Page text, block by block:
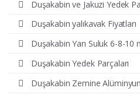
Duşakabin ve Jakuzi Yedek
Duşakabin yalıkavak Fiyatları
Duşakabin Yan Suluk 6-8-10
Duşakabin Yedek Parçaları
Duşakabin Zemine